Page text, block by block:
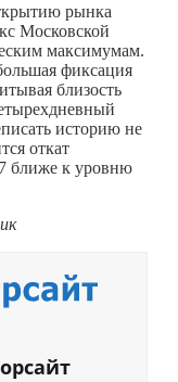
рынка
Московской
максимумам.
фиксация
близость
историю не
откат
ближе к уровню